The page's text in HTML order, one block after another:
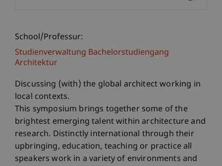
School/Professur:
Studienverwaltung Bachelorstudiengang
Architektur
Discussing (with) the global architect working in
local contexts.
This symposium brings together some of the
brightest emerging talent within architecture and
research. Distinctly international through their
upbringing, education, teaching or practice all
speakers work in a variety of environments and